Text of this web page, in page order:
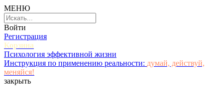
МЕНЮ
Войти
Регистрация
Корзина
Психология эффективной жизни
Инструкция по применению реальности: думай, действуй,
меняйся!
закрыть